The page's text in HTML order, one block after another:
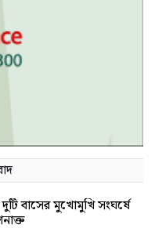
বাসের মুখোমুখি সংঘর্ষে